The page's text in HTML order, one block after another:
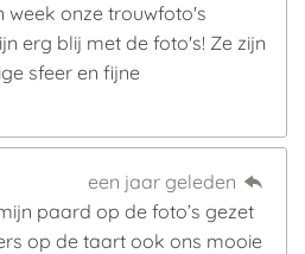
week onze trouwfoto's
erg blij met de foto's! Ze zijn
sfeer en fijne
een jaar geleden
paard op de foto’s gezet
op de taart ook ons mooie